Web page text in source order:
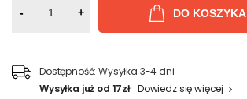
- + DO KOSZYKA
Dostępność: Wysyłka 3-4 dni
Wysyłka już od 17zł Dowiedz się więcej